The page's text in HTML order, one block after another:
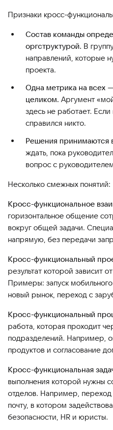
Признаки кросс-
Состав команды
оргструктурой. В
направлений, которые
проекта.
Одна метрика на всех
целиком. Аргумент
здесь не работает.
справился никто.
Решения принимаются
ждать, пока
вопрос с
Несколько смежных понятий:
Кросс-функциональное
горизонтальное общение
вокруг общей задачи.
напрямую, без передачи
Кросс-функциональный
результат которой зависит
Примеры: запуск
новый рынок, переход с
Кросс-функциональный
работа, которая проходит
подразделений. Например,
продуктов и согласование
Кросс-функциональная
выполнения которой нужны
отделов. Например,
почту, в котором
безопасности, HR и юристы.